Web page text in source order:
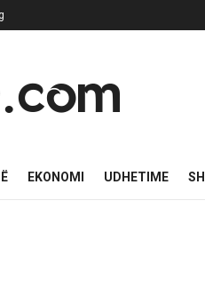
EKONOMI UDHETIME